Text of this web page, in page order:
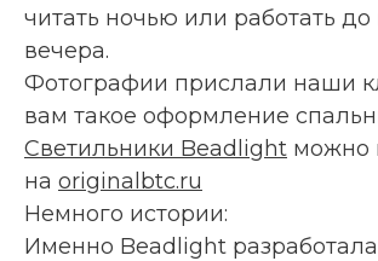
читать ночью или работать до
вечера.
Фотографии прислали наши
вам такое оформление
Светильники Beadlight можно
на originalbtc.ru
Немного истории:
Именно Beadlight